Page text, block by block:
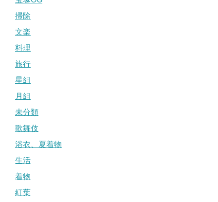
掃除
文楽
料理
旅行
星組
月組
未分類
歌舞伎
浴衣、夏着物
生活
着物
紅葉